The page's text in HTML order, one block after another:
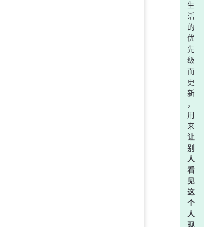
生
活
的
优
先
级
而
更
新
，
用
来
让
别
人
看
见
这
个
人
现